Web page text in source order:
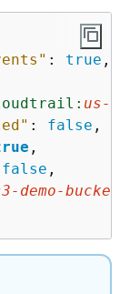
: true ,
us-
: false ,
,
false ,
demo-bucket